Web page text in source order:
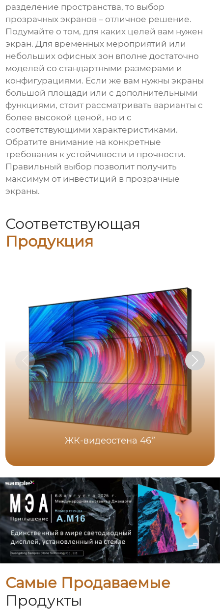
разделение пространства, то выбор
прозрачных экранов – отличное решение.
Подумайте о том, для каких целей вам нужен
экран. Для временных мероприятий или
небольших офисных зон вполне достаточно
моделей со стандартными размерами и
конфигурациями. Если же вам нужны экраны
большой площади или с дополнительными
функциями, стоит рассматривать варианты с
более высокой ценой, но и с
соответствующими характеристиками.
Обратите внимание на конкретные
требования к устойчивости и прочности.
Правильный выбор позволит получить
максимум от инвестиций в прозрачные
экраны.
Соответствующая
Продукция
ЖК-видеостена 46‘’
Самые Продаваемые
Продукты